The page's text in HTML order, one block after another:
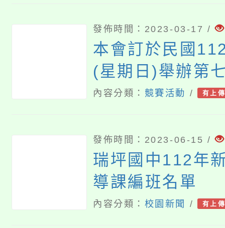
發佈時間：2023-03-17 /
本會訂於民國
(星期日)舉辦第
小學數學能力檢
Test,TMT)，敬
勵學生報名參加
內容分類： 競賽活動 / 有上
發佈時間：2023-06-15 /
瑞坪國中112年
導課編班名單
內容分類： 校園新聞 / 有上